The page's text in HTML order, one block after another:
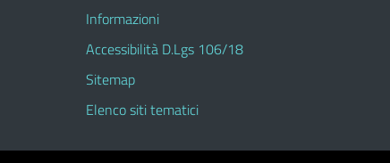
Informazioni
Accessibilità D.Lgs 106/18
Sitemap
Elenco siti tematici